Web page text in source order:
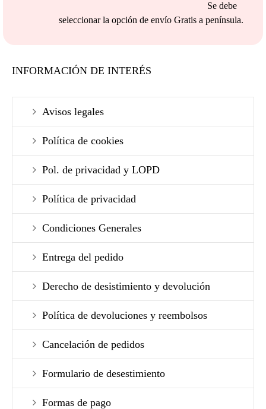
Se debe
seleccionar la opción de envío Gratis a península.
INFORMACIÓN DE INTERÉS
Avisos legales
Política de cookies
Pol. de privacidad y LOPD
Política de privacidad
Condiciones Generales
Entrega del pedido
Derecho de desistimiento y devolución
Política de devoluciones y reembolsos
Cancelación de pedidos
Formulario de desestimiento
Formas de pago